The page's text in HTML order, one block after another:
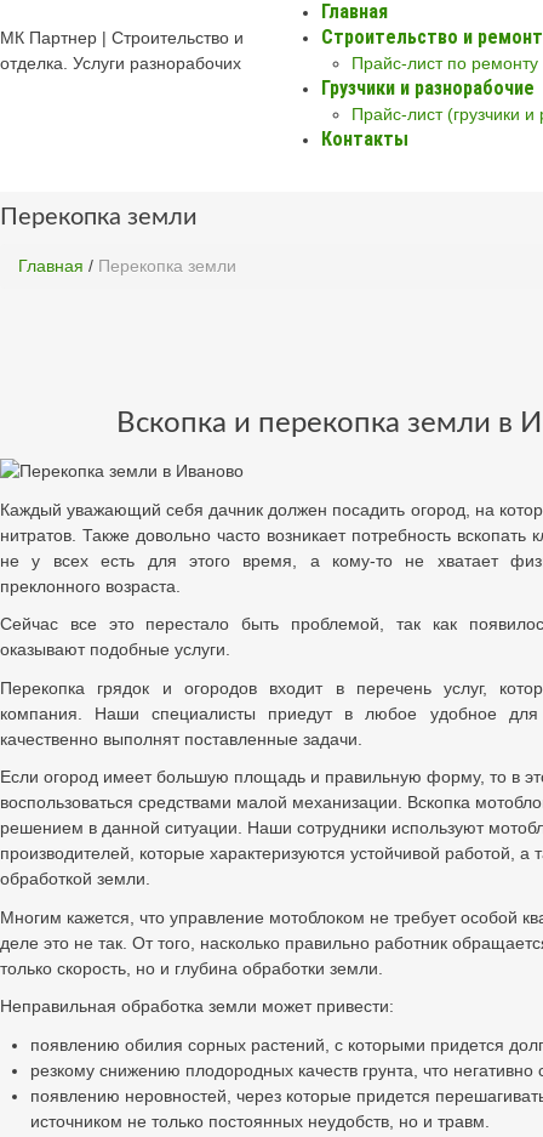
МК Партнер | Строительство и
отделка. Услуги разнорабочих
Главная
Строительство и ремонт
Прайс-лист по ремонту
Грузчики и разнорабочие
Прайс-лист (грузчики
Контакты
Перекопка земли
Главная / Перекопка земли
Вскопка и перекопка земли в
Каждый уважающий себя дачник должен посадить огород, на
нитратов. Также довольно часто возникает потребность
не у всех есть для этого время, а кому-то не хватает
преклонного возраста.
Сейчас все это перестало быть проблемой, так как
оказывают подобные услуги.
Перекопка грядок и огородов входит в перечень услуг,
компания. Наши специалисты приедут в любое удобное
качественно выполнят поставленные задачи.
Если огород имеет большую площадь и правильную форму, то в
воспользоваться средствами малой механизации. Вскопка
решением в данной ситуации. Наши сотрудники используют
производителей, которые характеризуются устойчивой работой, а
обработкой земли.
Многим кажется, что управление мотоблоком не требует особой
деле это не так. От того, насколько правильно работник
только скорость, но и глубина обработки земли.
Неправильная обработка земли может привести:
появлению обилия сорных растений, с которыми придется
резкому снижению плодородных качеств грунта, что негативно
появлению неровностей, через которые придется
источником не только постоянных неудобств, но и травм.